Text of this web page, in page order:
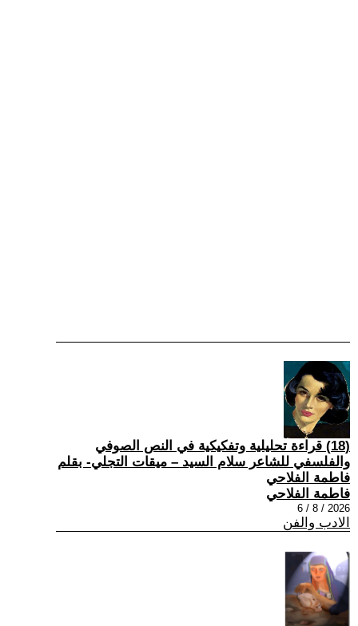
(18) قراءة تحليلية وتفكيكية في النص الصوفي
والفلسفي للشاعر سلام السيد – ميقات التجلي- بقلم
فاطمة الفلاحي
فاطمة الفلاحي
2026 / 8 / 6
الادب والفن